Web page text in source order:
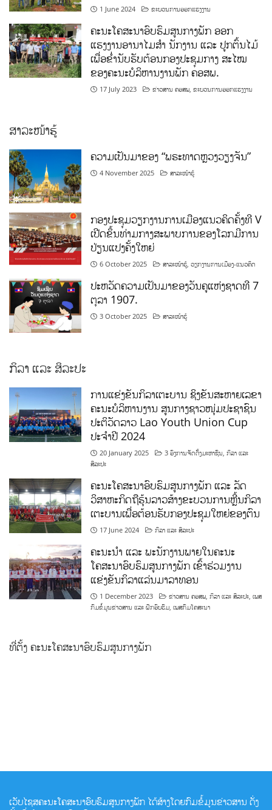
1 June 2024 ຂະບວນການອອກແຮງງານ
ຄະນະໂຄສະນາອົບຮົມສູນກາງພັກ ອອກ
ແຮງງານອານາໄມສໍາ ນັກງານ ແລະ ປູກຕົ້ນໄມ້
ເພື່ອຂໍ່ານັບຮັບຕ້ອນກອງປະຊຸມກາງ ສະໄໝ
ຂອງຄະນະບໍລິຫານງານພັກ ຄອສພ.
17 July 2023 ຂ່າວສານ ຄອສພ ,ຂະບວນການອອກແຮງງານ
ສາລະໜ້າຮູ້
ຄວາມເປັນມາຂອງ “ພຣະທາດຫຼວງວຽງຈັນ”
4 November 2025 ສາລະໜ້າຮູ້
ກອງປະຊຸມວຽກງານການເມືອງແນວຄິດຄັ້ງທີ V
ເປີດຂຶ້ນທ່າມກາງສະພາບການຂອງໂລກມີການ
ປ່ຽນແປງຄັ້ງໃຫຍ່
6 October 2025 ສາລະໜ້າຮູ້,ວຽກງານການເມືອງ-ແນວຄິດ
ປະຫວັດຄວາມເປັນມາຂອງວັນຄູແຫ່ງຊາດທີ 7
ຕຸລາ 1907.
3 October 2025 ສາລະໜ້າຮູ້
ກິລາ ແລະ ສິລະປະ
ການແຂ່ງຂັນກິລາເຕະບານ ຊິງຂັນສະຫາຍເລຂາ
ຄະນະບໍລິຫານງານ ສູນກາງຊາວໜຸ່ມປະຊາຊົນ
ປະຕິວັດລາວ Lao Youth Union Cup
ປະຈຳປີ 2024
20 January 2025 3 ອົງການຈັດຕັ້ງມະຫາຊົນ,ກິລາ ແລະ
ສິລະປະ
ຄະນະໂຄສະນາອົບຮົມສູນກາງພັກ ແລະ ລັດ
ວິສາຫະກິດຖືຮຸ້ນລາວສ້າງຂະບວນການຫຼີ້ນກິລາ
ເຕະບານເພື່ອຕ້ອນຮັບກອງປະຊຸມໃຫຍ່ຂອງຕົນ
17 June 2024 ກິລາ ແລະ ສິລະປະ
ຄະນະນຳ ແລະ ພະນັກງານພາຍໃນຄະນະ
ໂຄສະນາອົບຮົມສູນກາງພັກ ເຂົ້າຮ່ວມງານ
ແຂ່ງຂັນກິລາແລ່ນມາລາທອນ
1 December 2023 ຂ່າວສານ ຄອສພ,ກິລາ ແລະ ສິລະປະ,ເພສ
ກົມຂໍ້ມູນຂ່າວສານ ແລະ ຝຶກອົບຮົມ,ເພສກົມໂຄສະນາ
ທີ່ຕັ້ງ ຄະນະໂຄສະນາອົບຮົມສູນກາງພັກ
ເວັບໄຊສຄະນະໂຄສະນາອົບຮົມສູນກາງພັກ ໄດ້ສ້າງໂດຍກົມຂໍ້ມູນຂ່າວສານ ດັ່ງ